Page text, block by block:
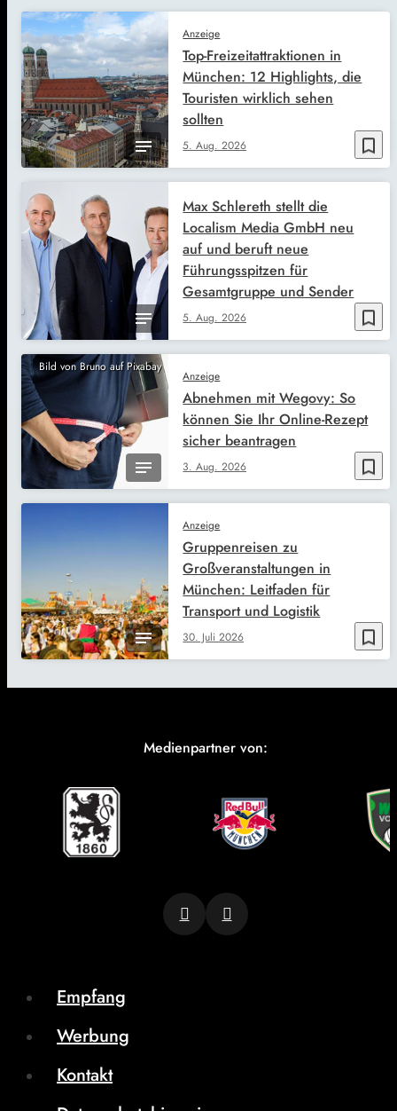
bookmark_border
Anzeige
5. Aug. 2026
Top-Freizeitattraktionen in
München: 12 Highlights, die
Touristen wirklich sehen
sollten
bookmark_border
5. Aug. 2026
Max Schlereth stellt die
Localism Media GmbH neu
auf und beruft neue
Führungsspitzen für
Gesamtgruppe und Sender
Bild von Bruno auf Pixabay
bookmark_border
Anzeige
3. Aug. 2026
Abnehmen mit Wegovy: So
können Sie Ihr Online-Rezept
sicher beantragen
bookmark_border
Anzeige
30. Juli 2026
Gruppenreisen zu
Großveranstaltungen in
München: Leitfaden für
Transport und Logistik
Medienpartner von:
Empfang
Werbung
Kontakt